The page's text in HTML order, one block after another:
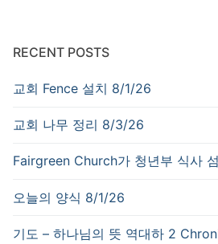
RECENT POSTS
교회 Fence 설치 8/1/26
교회 나무 정리 8/3/26
Fairgreen Church가 청년부 식사
오늘의 양식 8/1/26
기도 – 하나님의 뜻 역대하 2